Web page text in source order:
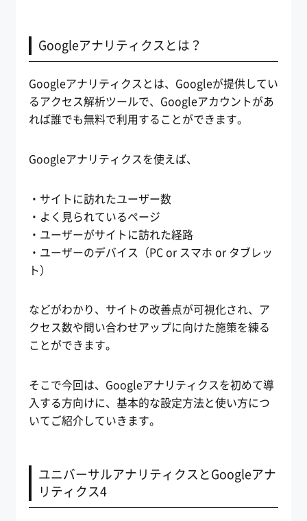
Googleアナリティクスとは？
Googleアナリティクスとは、Googleが提供してい
るアクセス解析ツールで、Googleアカウントがあ
れば誰でも無料で利用することができます。
Googleアナリティクスを使えば、
・サイトに訪れたユーザー数
・よく見られているページ
・ユーザーがサイトに訪れた経路
・ユーザーのデバイス（PC or スマホ or タブレッ
ト）
などがわかり、サイトの改善点が可視化され、ア
クセス数や問い合わせアップに向けた施策を練る
ことができます。
そこで今回は、Googleアナリティクスを初めて導
入する方向けに、基本的な設定方法と使い方につ
いてご紹介していきます。
ユニバーサルアナリティクスとGoogleアナ
リティクス4